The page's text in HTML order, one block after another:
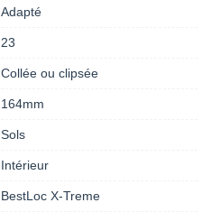
Adapté
23
Collée ou clipsée
164mm
Sols
Intérieur
BestLoc X-Treme